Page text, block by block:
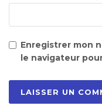
Enregistrer mon
le navigateur